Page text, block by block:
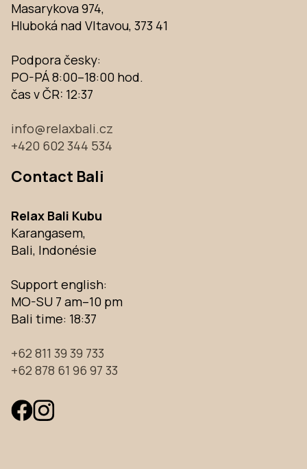
Masarykova 974,
Hluboká nad Vltavou, 373 41
Podpora česky:
PO-PÁ 8:00–18:00 hod.
čas v ČR: 12:37
info@relaxbali.cz
+420 602 344 534
Contact Bali
Relax Bali Kubu
Karangasem,
Bali, Indonésie
Support english:
MO-SU 7 am–10 pm
Bali time: 18:37
+62 811 39 39 733
+62 878 61 96 97 33